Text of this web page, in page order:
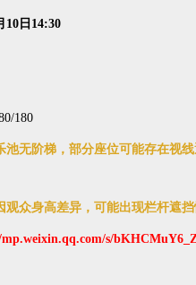
10日14:30
180
池无阶梯，部分座位可能存在视
观众身高差异，可能出现栏杆遮
s/